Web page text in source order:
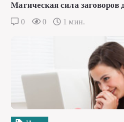
Магическая сила заговоров
0 0 1 мин.